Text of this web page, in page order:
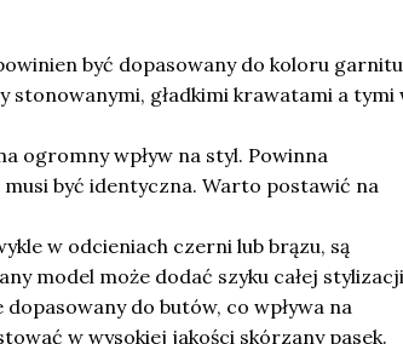
być dopasowany do koloru
stonowanymi, gładkimi krawatami a tymi
ogromny wpływ na styl. Powinna
być identyczna. Warto postawić na
w odcieniach czerni lub brązu, są
model może dodać szyku całej
do butów, co wpływa na
w wysokiej jakości skórzany pasek.